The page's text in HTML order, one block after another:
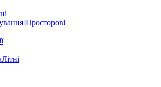
Просторові
Літні